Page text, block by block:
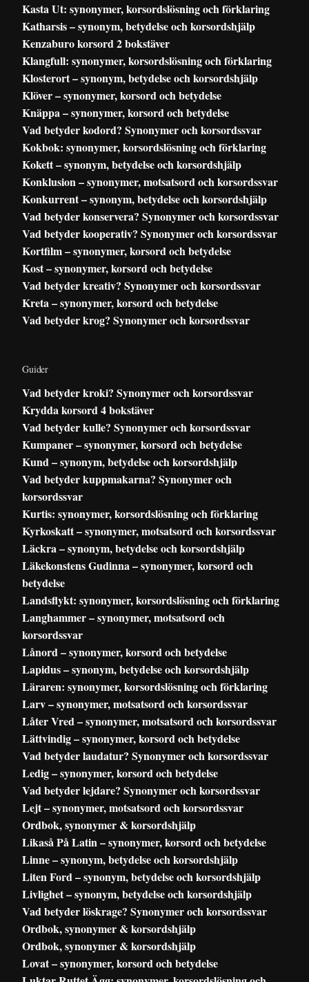
Kasta Ut: synonymer, korsordslösning och förklaring
Katharsis – synonym, betydelse och korsordshjälp
Kenzaburo korsord 2 bokstäver
Klangfull: synonymer, korsordslösning och förklaring
Klosterort – synonym, betydelse och korsordshjälp
Klöver – synonymer, korsord och betydelse
Knäppa – synonymer, korsord och betydelse
Vad betyder kodord? Synonymer och korsordssvar
Kokbok: synonymer, korsordslösning och förklaring
Kokett – synonym, betydelse och korsordshjälp
Konklusion – synonymer, motsatsord och korsordssvar
Konkurrent – synonym, betydelse och korsordshjälp
Vad betyder konservera? Synonymer och korsordssvar
Vad betyder kooperativ? Synonymer och korsordssvar
Kortfilm – synonymer, korsord och betydelse
Kost – synonymer, korsord och betydelse
Vad betyder kreativ? Synonymer och korsordssvar
Kreta – synonymer, korsord och betydelse
Vad betyder krog? Synonymer och korsordssvar
Guider
Vad betyder kroki? Synonymer och korsordssvar
Krydda korsord 4 bokstäver
Vad betyder kulle? Synonymer och korsordssvar
Kumpaner – synonymer, korsord och betydelse
Kund – synonym, betydelse och korsordshjälp
Vad betyder kuppmakarna? Synonymer och
korsordssvar
Kurtis: synonymer, korsordslösning och förklaring
Kyrkoskatt – synonymer, motsatsord och korsordssvar
Läckra – synonym, betydelse och korsordshjälp
Läkekonstens Gudinna – synonymer, korsord och
betydelse
Landsflykt: synonymer, korsordslösning och förklaring
Langhammer – synonymer, motsatsord och
korsordssvar
Lånord – synonymer, korsord och betydelse
Lapidus – synonym, betydelse och korsordshjälp
Läraren: synonymer, korsordslösning och förklaring
Larv – synonymer, motsatsord och korsordssvar
Låter Vred – synonymer, motsatsord och korsordssvar
Lättvindig – synonymer, korsord och betydelse
Vad betyder laudatur? Synonymer och korsordssvar
Ledig – synonymer, korsord och betydelse
Vad betyder lejdare? Synonymer och korsordssvar
Lejt – synonymer, motsatsord och korsordssvar
Ordbok, synonymer & korsordshjälp
Likaså På Latin – synonymer, korsord och betydelse
Linne – synonym, betydelse och korsordshjälp
Liten Ford – synonym, betydelse och korsordshjälp
Livlighet – synonym, betydelse och korsordshjälp
Vad betyder löskrage? Synonymer och korsordssvar
Ordbok, synonymer & korsordshjälp
Ordbok, synonymer & korsordshjälp
Lovat – synonymer, korsord och betydelse